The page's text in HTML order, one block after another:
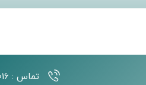
تماس : 02126290016